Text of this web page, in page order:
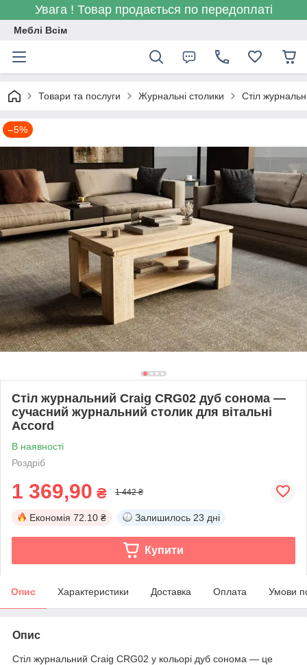
Увага ! Товар продається по передоплаті
Меблі Всім
Товари та послуги Журнальні столики Стіл
–5%
Стіл журнальний Craig CRG02 дуб сонома —
сучасний журнальний столик для вітальні
Accord
В наявності
Роздріб
1 369,90 ₴ 1 442 ₴
Економія 72.10 ₴ Залишилось 23 дні
Купити
Опис Характеристики Доставка Оплата Умови
Опис
Стіл журнальний Craig CRG02 у кольорі дуб сонома — це